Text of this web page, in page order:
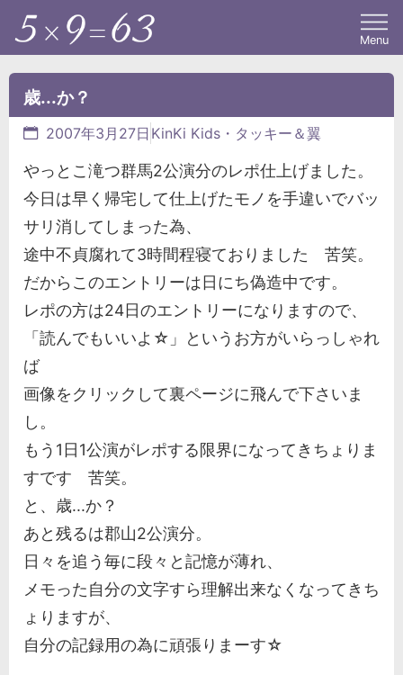
Menu
歳...か？
2007年3月27日 KinKi Kids・タッキー＆翼
やっとこ滝つ群馬2公演分のレポ仕上げました。
今日は早く帰宅して仕上げたモノを手違いでバッ
サリ消してしまった為、
途中不貞腐れて3時間程寝ておりました 苦笑。
だからこのエントリーは日にち偽造中です。
レポの方は24日のエントリーになりますので、
「読んでもいいよ☆」というお方がいらっしゃれ
ば
画像をクリックして裏ページに飛んで下さいま
し。
もう1日1公演がレポする限界になってきちょりま
すです 苦笑。
と、歳...か？
あと残るは郡山2公演分。
日々を追う毎に段々と記憶が薄れ、
メモった自分の文字すら理解出来なくなってきち
ょりますが、
自分の記録用の為に頑張りまーす☆